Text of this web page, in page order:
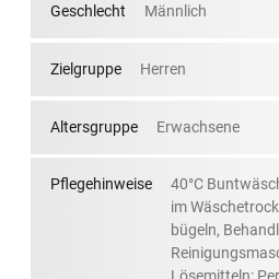
Geschlecht Männlich
Zielgruppe Herren
Altersgruppe Erwachsene
Pflegehinweise
40°C
im
bügeln,